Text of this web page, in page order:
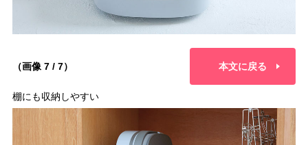
（画像 7 / 7） 本文に戻る
棚にも収納しやすい